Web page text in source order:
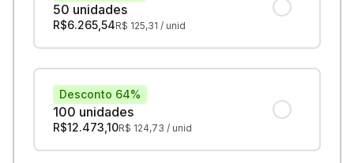
50 unidades
R$6.265,54R$ 125,31 / unid
100 unidades
Desconto 64%
R$12.473,10R$ 124,73 / unid